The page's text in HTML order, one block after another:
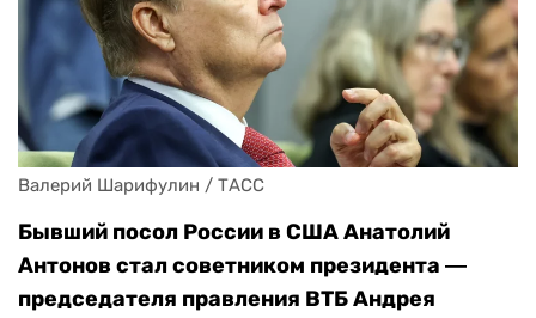
Валерий Шарифулин / ТАСС
Бывший посол России в США Анатолий
Антонов стал советником президента ―
председателя правления ВТБ Андрея